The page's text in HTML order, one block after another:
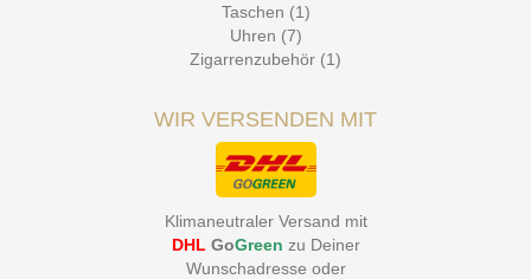
Taschen (1)
Uhren (7)
Zigarrenzubehör (1)
WIR VERSENDEN MIT
Klimaneutraler Versand mit
DHL GoGreen zu Deiner
Wunschadresse oder